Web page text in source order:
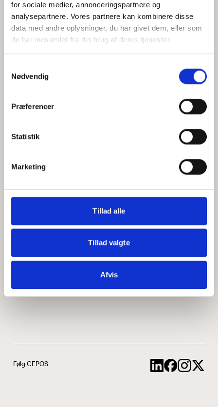
for sociale medier, annonceringspartnere og
analysepartnere. Vores partnere kan kombinere disse
data med andre oplysninger, du har givet dem, eller som
de har indsamlet fra din brug af deres tjenester.
Nødvendig
Præferencer
Statistik
Marketing
Tillad alle
Tillad valgte
Afvis
Jeg accepterer behandlingen af mine personoplysninger i
henhold tilprivatlivspolitikken
Hvem er CEPOS
Medarbejdere
ABCepos
Podcast
Følg CEPOS